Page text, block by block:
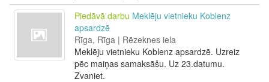
Piedāvā darbu Meklēju vietnieku Koblenz
apsardzē
Rīga, Rīga | Rēzeknes iela
Meklēju vietnieku Koblenz apsardzē. Uzreiz
pēc maiņas samaksāšu. Uz 23.datumu.
Zvaniet.